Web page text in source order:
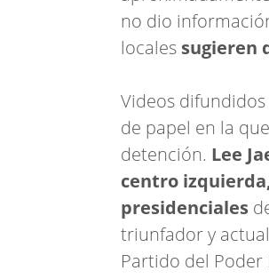
no dio
locales sugieren
Videos
de papel en la
detención. Lee
centro
presidenciales
triunfador y
Partido del Poder